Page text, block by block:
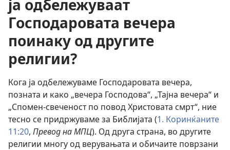
ја одбележуваат
Господаровата вечера
поинаку од другите
религии?
Кога ја одбележуваме Господаровата вечера,
позната и како „вечера Господова“, „Тајна вечера“ и
„Спомен-свеченост по повод Христовата смрт“, ние
тесно се придржуваме за Библијата (1. Коринќаните
11:20, Превод на МПЦ). Од друга страна, во другите
религии многу од верувањата и обичаите поврзани